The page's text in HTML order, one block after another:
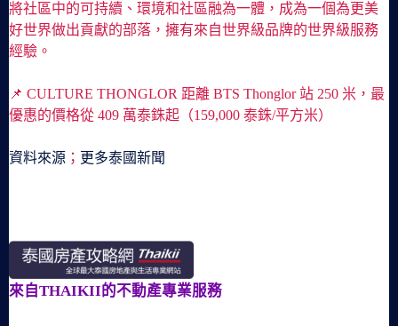
將社區中的可持續、環境和社區融為一體，成為一個為更美
好世界做出貢獻的部落，擁有來自世界級品牌的世界級服務
經驗。
📌 CULTURE THONGLOR 距離 BTS Thonglor 站 250 米，最
優惠的價格從 409 萬泰銖起（159,000 泰銖/平方米）
資料來源 ； 更多泰國新聞
來自THAIKII的不動產專業服務